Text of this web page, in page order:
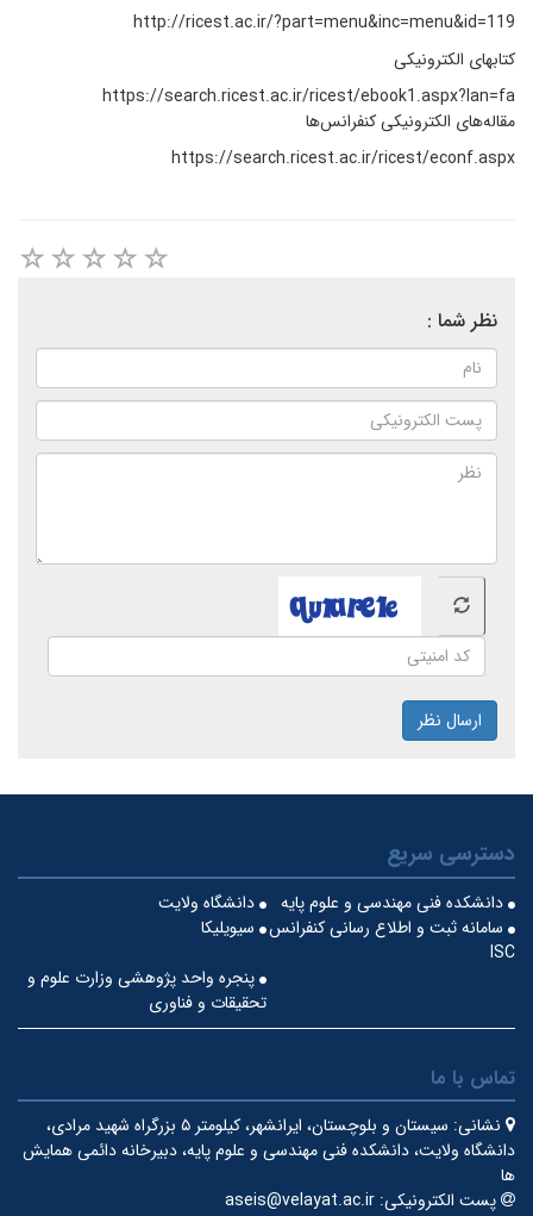
http://ricest.ac.ir/?part=menu&inc=menu&id=119
کتابهای الکترونیکی
https://search.ricest.ac.ir/ricest/ebook1.aspx?lan=fa
مقاله‌های الکترونیکی کنفرانس‌ها
https://search.ricest.ac.ir/ricest/econf.aspx
نظر شما :
ارسال نظر
دسترسی سریع
دانشگاه ولایت
دانشکده فنی مهندسی و علوم پایه
سیویلیکا سامانه ثبت و اطلاع رسانی کنفرانس
ISC
پنجره واحد پژوهشی وزارت علوم و
تحقیقات و فناوری
تماس با ما
نشانی:
سیستان و بلوچستان، ایرانشهر، کیلومتر ۵ بزرگراه شهید مرادی،
دانشگاه ولایت، دانشکده فنی مهندسی و علوم پایه، دبیرخانه دائمی همایش
ها
پست الکترونیکی: aseis@velayat.ac.ir